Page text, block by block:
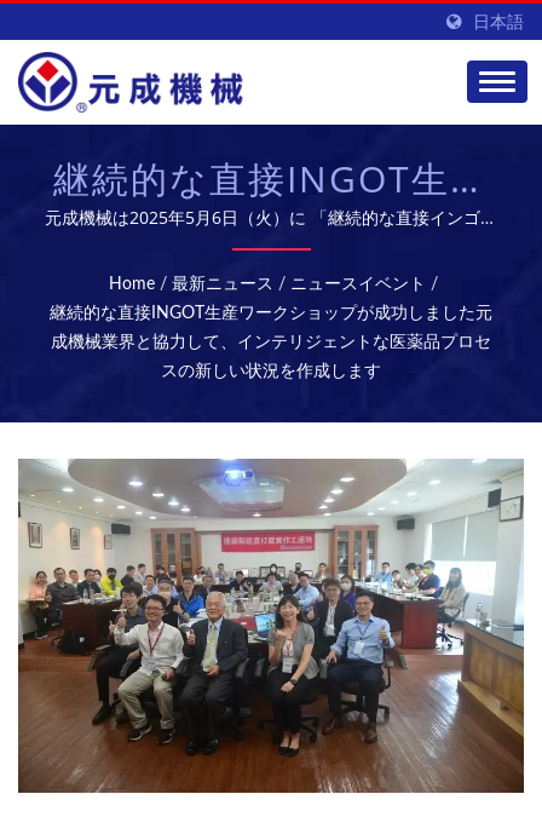
日本語
継続的な直接INGOT生産
ワークショップが成功し
ました元成機械業界と協
力して、インテリジェン
トな医薬品プロセスの新
しい状況を作成します
元成機械は2025年5月6日（火）に 「継続的な直接インゴッ
トパルスワークショップ」が正常に開催されました。このイ
ベントは、経済省の産業開発機関が後援し、コンソーシアム
の製薬産業技術開発センターによって実行され、多くの家庭
用有名な医薬品、新薬、バイオテクニカルな医薬品会社、機
器メーカーが積極的に参加し、積極的に参加し、新しい機会
しています。 元成は専門の研究開発チームを持ち、高品質
開拓しています。
Home / 最新ニュース / ニュースイベント /
継続的な直接INGOT生産ワークショップが成功しました元
成機械業界と協力して、インテリジェントな医薬品プロセ
スの新しい状況を作成します